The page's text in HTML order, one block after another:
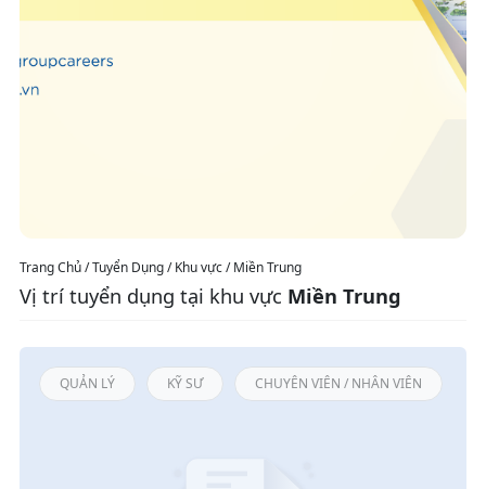
Trang Chủ / Tuyển Dụng / Khu vực / Miền Trung
Vị trí tuyển dụng tại khu vực Miền Trung
QUẢN LÝ KỸ SƯ CHUYÊN VIÊN / NHÂN VIÊN